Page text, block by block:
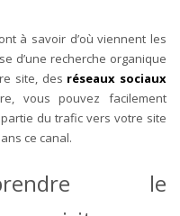
à savoir d’où viennent les
d’une recherche organique
site, des réseaux sociaux
vous pouvez facilement
du trafic vers votre site
ce canal.
le